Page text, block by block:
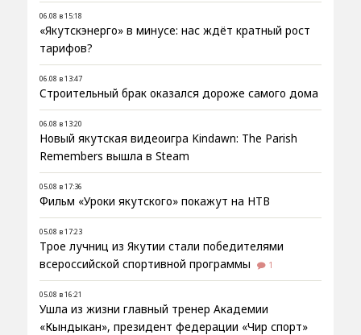
06.08 в 15:18
«Якутскэнерго» в минусе: нас ждёт кратный рост
тарифов?
06.08 в 13:47
Строительный брак оказался дороже самого дома
06.08 в 13:20
Новый якутская видеоигра Kindawn: The Parish
Remembers вышла в Steam
05.08 в 17:36
Фильм «Уроки якутского» покажут на НТВ
05.08 в 17:23
Трое лучниц из Якутии стали победителями
всероссийской спортивной программы
1
05.08 в 16:21
Ушла из жизни главный тренер Академии
«Кындыкан», президент федерации «Чир спорт»